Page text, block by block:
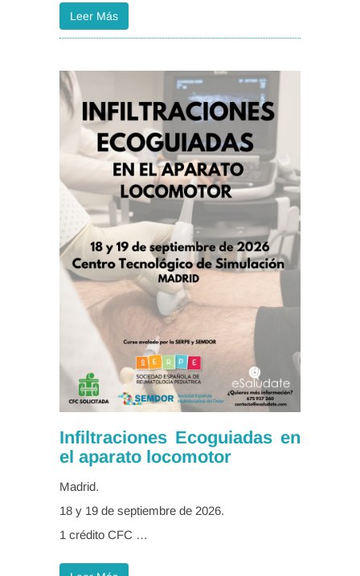
Leer Más
Infiltraciones Ecoguiadas en
el aparato locomotor
Madrid.
18 y 19 de septiembre de 2026.
1 crédito CFC …